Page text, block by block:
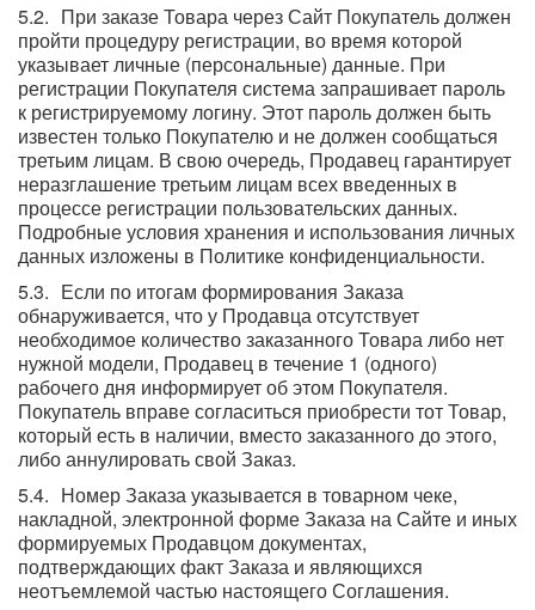
При заказе Товара через Сайт Покупатель должен
пройти процедуру регистрации, во время которой
указывает личные (персональные) данные. При
регистрации Покупателя система запрашивает пароль
к регистрируемому логину. Этот пароль должен быть
известен только Покупателю и не должен сообщаться
третьим лицам. В свою очередь, Продавец гарантирует
неразглашение третьим лицам всех введенных в
процессе регистрации пользовательских данных.
Подробные условия хранения и использования личных
данных изложены в Политике конфиденциальности.
Если по итогам формирования Заказа
обнаруживается, что у Продавца отсутствует
необходимое количество заказанного Товара либо нет
нужной модели, Продавец в течение 1 (одного)
рабочего дня информирует об этом Покупателя.
Покупатель вправе согласиться приобрести тот Товар,
который есть в наличии, вместо заказанного до этого,
либо аннулировать свой Заказ.
Номер Заказа указывается в товарном чеке,
накладной, электронной форме Заказа на Сайте и иных
формируемых Продавцом документах,
подтверждающих факт Заказа и являющихся
неотъемлемой частью настоящего Соглашения.